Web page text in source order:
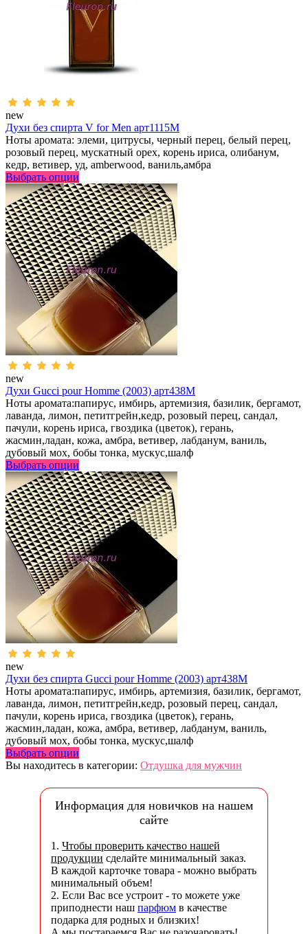
new
Духи без спирта V for Men арт1115M
Ноты аромата: элеми, цитрусы, черный перец, белый перец,
розовый перец, мускатный орех, корень ириса, олибанум,
кедр, ветивер, уд, аmberwood, ваниль,амбра
Выбрать опции
new
Духи Gucci pour Homme (2003) арт438M
Ноты аромата:папирус, имбирь, артемизия, базилик, бергамот,
лаванда, лимон, петитгрейн,кедр, розовый перец, сандал,
пачули, корень ириса, гвоздика (цветок), герань,
жасмин,ладан, кожа, амбра, ветивер, лабданум, ваниль,
дубовый мох, бобы тонка, мускус,шалф
Выбрать опции
new
Духи без спирта Gucci pour Homme (2003) арт438M
Ноты аромата:папирус, имбирь, артемизия, базилик, бергамот,
лаванда, лимон, петитгрейн,кедр, розовый перец, сандал,
пачули, корень ириса, гвоздика (цветок), герань,
жасмин,ладан, кожа, амбра, ветивер, лабданум, ваниль,
дубовый мох, бобы тонка, мускус,шалф
Выбрать опции
Вы находитесь в категории: Отдушка для мужчин
Информация для новичков на нашем
сайте
1. Чтобы проверить качество нашей
продукции сделайте минимальный заказ.
В каждой карточке товара - можно выбрать
минимальный объем!
2. Если Вас все устроит - то можете уже
приподнести наш парфюм в качестве
подарка для родных и близких!